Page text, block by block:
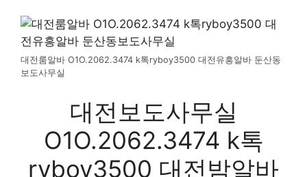
대전룸알바 O1O.2062.3474 k톡ryboy3500 대전유흥알바 둔산동
보도사무실
대전보도사무실
O1O.2062.3474 k톡
ryboy3500 대전밤알바